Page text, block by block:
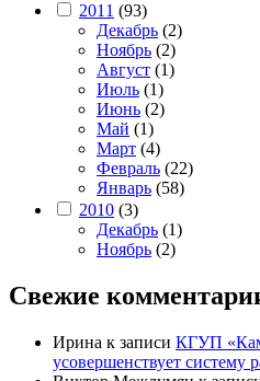
2011 (93)
Декабрь (2)
Ноябрь (2)
Август (1)
Июль (1)
Июнь (2)
Май (1)
Март (4)
Февраль (22)
Январь (58)
2010 (3)
Декабрь (1)
Ноябрь (2)
Свежие
Ирина к записи КГУП
усовершенствует систему